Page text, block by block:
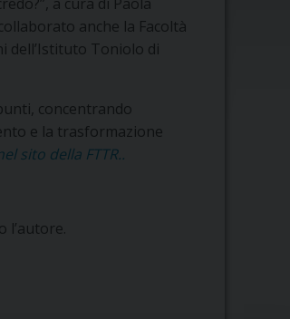
a cura di Paola
anche la Facoltà
dell’Istituto Toniolo di
concentrando
e la trasformazione
sito della FTTR..
l’autore.